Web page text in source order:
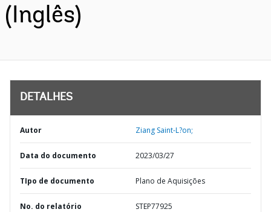
(Inglês)
DETALHES
Autor Ziang Saint-L?on;
Data do documento 2023/03/27
TIpo de documento Plano de Aquisições
No. do relatório STEP77925